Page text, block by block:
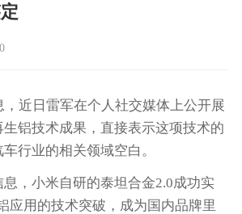
0
近日雷军在个人社交媒体上公开展
铝技术成果，直接表示这项技术的
行业的相关领域空白。
，小米自研的泰坦合金2.0成功实
应用的技术突破，成为国内品牌里